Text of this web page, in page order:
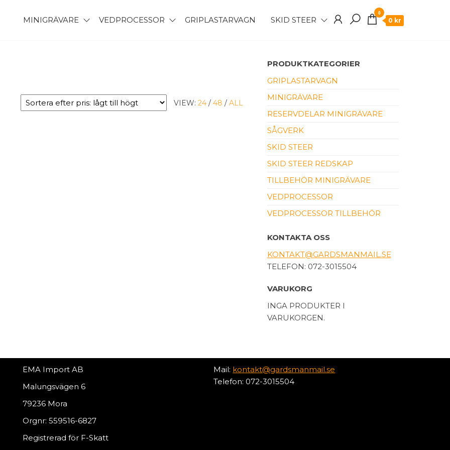
MINIGRÄVARE VEDPROCESSOR GRIPLASTARVAGN SKID STEER
0
0 kr
VIEW: 24 / 48 / ALL
PRODUKTKATEGORIER
GRIPLASTARVAGN
MINIGRÄVARE
RESERVDELAR MINIGRÄVARE
SÅGVERK
SKID STEER
SKID STEER REDSKAP
TILLBEHÖR MINIGRÄVARE
VEDPROCESSOR
VEDPROCESSOR TILLBEHÖR
KONTAKTA OSS
KONTAKT@GARDSMANMAIL.SE
TELEFON: 072-3015504
VARUKORG
INGA PRODUKTER I
VARUKORGEN.
EMA Import AB
Malungsvägen 6
79236 Mora
Orgnr: 559516-6827
Registrerad för F-Skatt
Mail: kontakt@gardsmanmail.se
Telefon: 072-3015504